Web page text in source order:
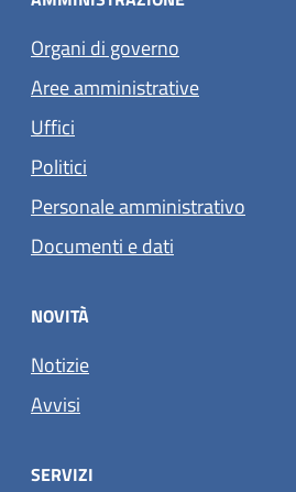
Organi di governo
Aree amministrative
Uffici
Politici
Personale amministrativo
Documenti e dati
NOVITÀ
Notizie
Avvisi
SERVIZI